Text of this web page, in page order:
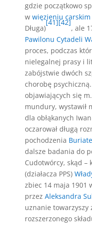
gdzie początkowo
w więzieniu carskim
Długa)
[41][42]
, ale
Pawilonu Cytadeli
proces, podczas
nielegalnej prasy i
zabójstwie dwóch
chorobę
objawiających się
mundury, wystawił
dla obłąkanych
oczarował długą
pochodzenia
dalsze badania do
Cudotwórcy, skąd –
(działacza PPS)
zbiec 14 maja 1901
przez Aleksandra
uznanie towarzyszy
rozszerzonego